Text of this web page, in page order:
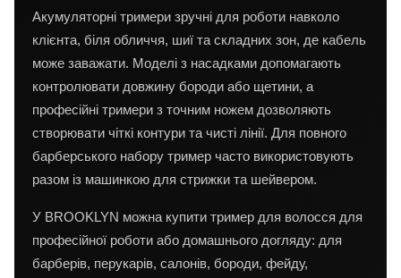
Акумуляторні тримери зручні для роботи навколо
клієнта, біля обличчя, шиї та складних зон, де кабель
може заважати. Моделі з насадками допомагають
контролювати довжину бороди або щетини, а
професійні тримери з точним ножем дозволяють
створювати чіткі контури та чисті лінії. Для повного
барберського набору тример часто використовують
разом із машинкою для стрижки та шейвером.
У BROOKLYN можна купити тример для волосся для
професійної роботи або домашнього догляду: для
барберів, перукарів, салонів, бороди, фейду,